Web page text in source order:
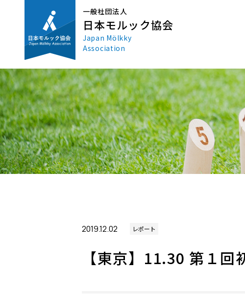
一般社団法人
日本モルック協会
Japan Mölkky
Association
2019.12.02 レポート
【東京】11.30 第１回